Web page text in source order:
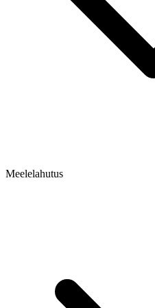
Meelelahutus